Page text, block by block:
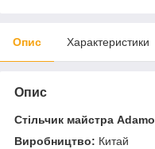
Опис Характеристики
Опис
Стільчик майстра Adamo
Виробництво: Китай